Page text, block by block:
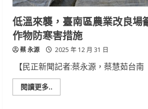
低溫來襲，臺南區農業改良場
作物防寒害措施
蔡 永源 2025 年 12 月 31 日
【民正新聞記者:蔡永源，蔡慧茹台南
閱讀更多..
more